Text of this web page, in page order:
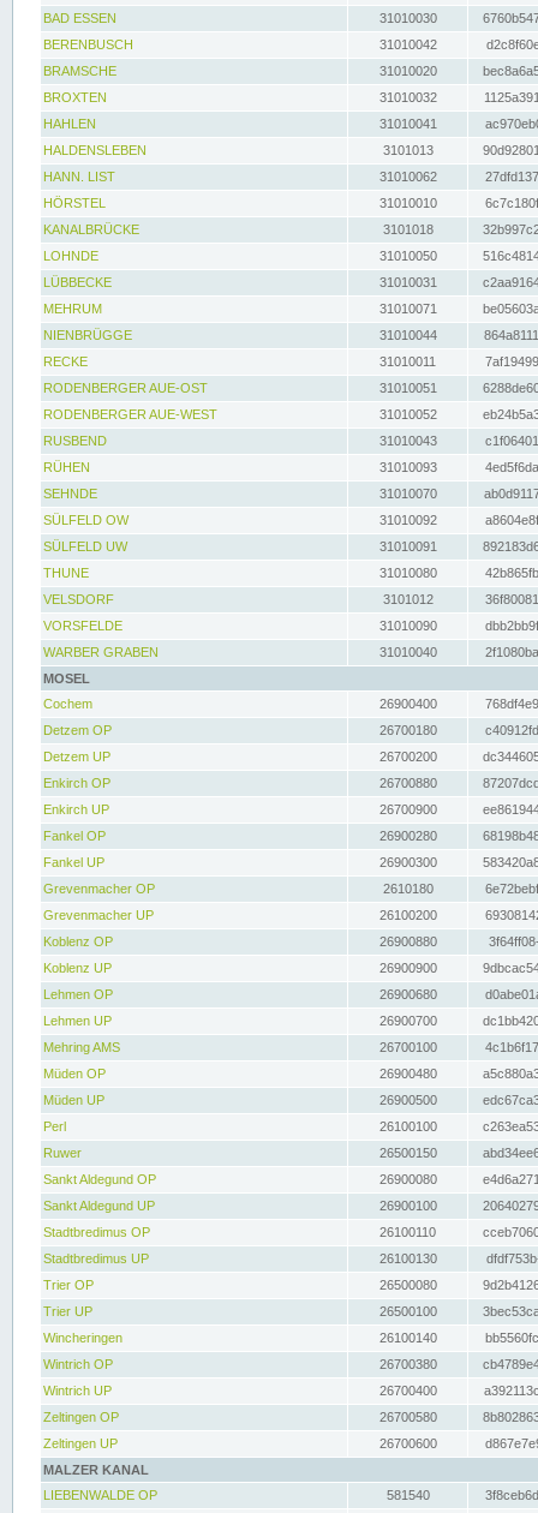
BAD ESSEN
31010030
BERENBUSCH
31010042
BRAMSCHE
31010020
BROXTEN
31010032
HAHLEN
31010041
HALDENSLEBEN
3101013
HANN. LIST
31010062
HÖRSTEL
31010010
KANALBRÜCKE
3101018
LOHNDE
31010050
LÜBBECKE
31010031
MEHRUM
31010071
NIENBRÜGGE
31010044
RECKE
31010011
RODENBERGER AUE-OST
31010051
RODENBERGER AUE-WEST
31010052
RUSBEND
31010043
RÜHEN
31010093
SEHNDE
31010070
SÜLFELD OW
31010092
SÜLFELD UW
31010091
THUNE
31010080
VELSDORF
3101012
VORSFELDE
31010090
WARBER GRABEN
31010040
MOSEL
Cochem
26900400
Detzem OP
26700180
Detzem UP
26700200
Enkirch OP
26700880
Enkirch UP
26700900
Fankel OP
26900280
Fankel UP
26900300
Grevenmacher OP
2610180
Grevenmacher UP
26100200
Koblenz OP
26900880
Koblenz UP
26900900
Lehmen OP
26900680
Lehmen UP
26900700
Mehring AMS
26700100
Müden OP
26900480
Müden UP
26900500
Perl
26100100
Ruwer
26500150
Sankt Aldegund OP
26900080
Sankt Aldegund UP
26900100
Stadtbredimus OP
26100110
Stadtbredimus UP
26100130
Trier OP
26500080
Trier UP
26500100
Wincheringen
26100140
Wintrich OP
26700380
Wintrich UP
26700400
Zeltingen OP
26700580
Zeltingen UP
26700600
MALZER KANAL
LIEBENWALDE OP
581540